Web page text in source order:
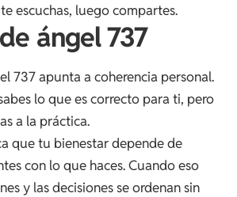
escuchas, luego compartes.
ángel 737
737 apunta a coherencia personal.
lo que es correcto para ti, pero
a la práctica.
que tu bienestar depende de
con lo que haces. Cuando eso
y las decisiones se ordenan sin